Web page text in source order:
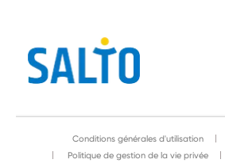
Conditions générales d'utilisation
Politique de gestion de la vie privée